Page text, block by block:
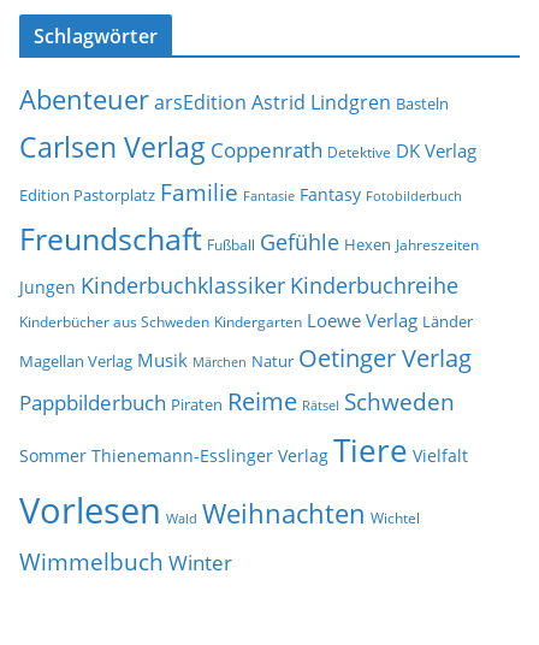
s
e
c
v
Schlagwörter
AbenteuerarsEdition Astrid Lindgren Basteln
Carlsen Verlag Coppenrath Detektive DK Verlag
Edition Pastorplatz Familie Fantasie Fantasy Fotobilderbuch
Freundschaft Fußball Gefühle Hexen Jahreszeiten
Jungen Kinderbuchklassiker Kinderbuchreihe
Kinderbücher aus Schweden Kindergarten Loewe Verlag Länder
Magellan Verlag Musik Märchen Natur Oetinger Verlag
Pappbilderbuch Piraten Reime Rätsel Schweden
Sommer Thienemann-Esslinger Verlag Tiere Vielfalt
Vorlesen Wald Weihnachten Wichtel
Wimmelbuch Winter